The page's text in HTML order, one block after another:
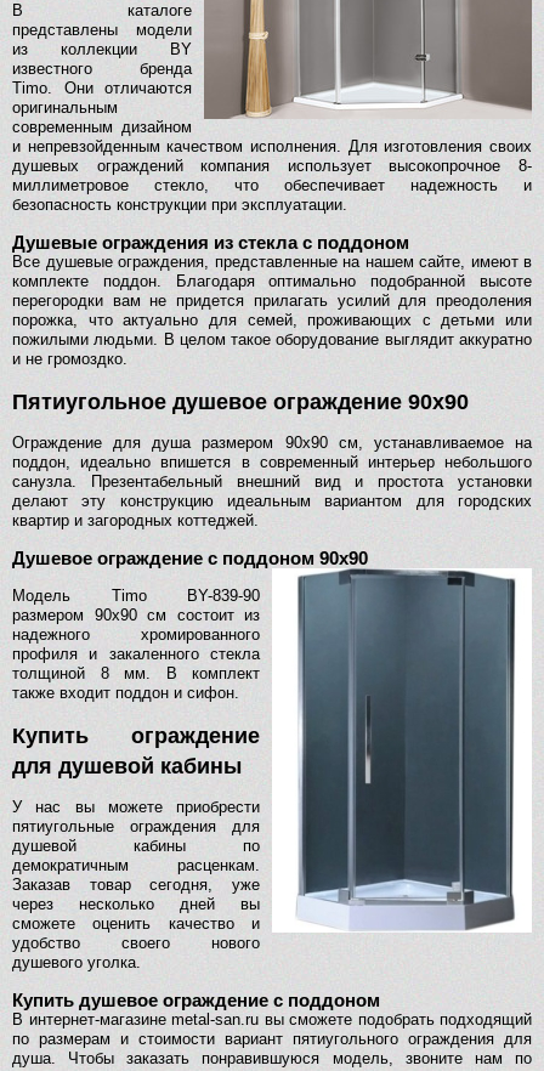
В каталоге
представлены модели
из коллекции BY
известного бренда
Timo. Они отличаются
оригинальным
современным дизайном
и непревзойденным качеством исполнения. Для изготовления своих
душевых ограждений компания использует высокопрочное 8-
миллиметровое стекло, что обеспечивает надежность и
безопасность конструкции при эксплуатации.
Душевые ограждения из стекла с поддоном
Все душевые ограждения, представленные на нашем сайте, имеют в
комплекте поддон. Благодаря оптимально подобранной высоте
перегородки вам не придется прилагать усилий для преодоления
порожка, что актуально для семей, проживающих с детьми или
пожилыми людьми. В целом такое оборудование выглядит аккуратно
и не громоздко.
Пятиугольное душевое ограждение 90х90
Ограждение для душа размером 90х90 см, устанавливаемое на
поддон, идеально впишется в современный интерьер небольшого
санузла. Презентабельный внешний вид и простота установки
делают эту конструкцию идеальным вариантом для городских
квартир и загородных коттеджей.
Душевое ограждение с поддоном 90х90
Модель Timo BY-839-90
размером 90х90 см состоит из
надежного хромированного
профиля и закаленного стекла
толщиной 8 мм. В комплект
также входит поддон и сифон.
Купить ограждение
для душевой кабины
У нас вы можете приобрести
пятиугольные ограждения для
душевой кабины по
демократичным расценкам.
Заказав товар сегодня, уже
через несколько дней вы
сможете оценить качество и
удобство своего нового
душевого уголка.
Купить душевое ограждение с поддоном
В интернет-магазине metal-san.ru вы сможете подобрать подходящий
по размерам и стоимости вариант пятиугольного ограждения для
душа. Чтобы заказать понравившуюся модель, звоните нам по